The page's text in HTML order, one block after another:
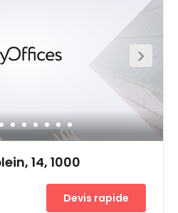
and bars. Brussels central
walk away, making the
public transport links. The
the N20 ring road, giving
central business district. With
offered on site can drive to
14, 1000
Devis rapide